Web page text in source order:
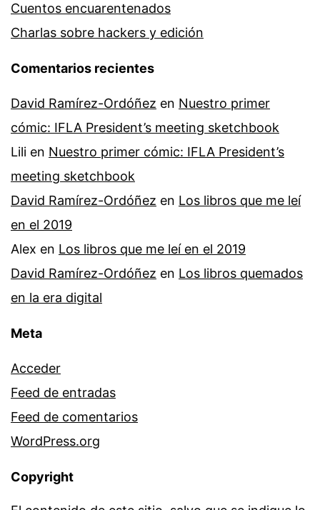
Cuentos encuarentenados
Charlas sobre hackers y edición
Comentarios recientes
David Ramírez-Ordóñez en Nuestro primer
cómic: IFLA President’s meeting sketchbook
Lili en Nuestro primer cómic: IFLA President’s
meeting sketchbook
David Ramírez-Ordóñez en Los libros que me leí
en el 2019
Alex en Los libros que me leí en el 2019
David Ramírez-Ordóñez en Los libros quemados
en la era digital
Meta
Acceder
Feed de entradas
Feed de comentarios
WordPress.org
Copyright